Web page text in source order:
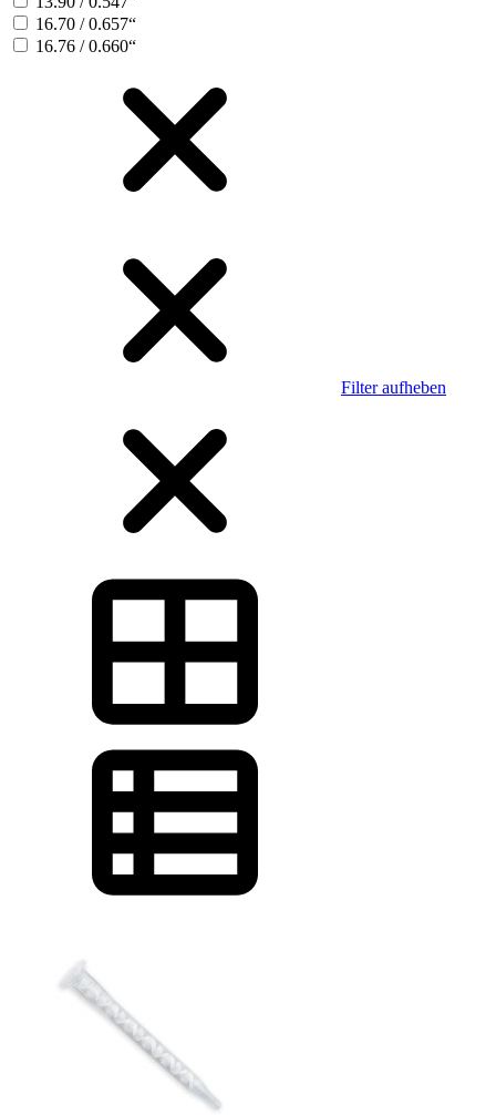
16.70 / 0.657“
16.76 / 0.660“
Filter aufheben